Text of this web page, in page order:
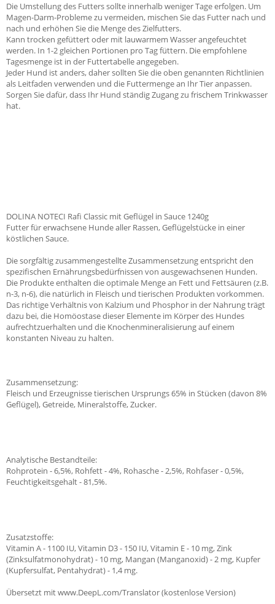
Die Umstellung des Futters sollte innerhalb weniger Tage erfolgen. Um
Magen-Darm-Probleme zu vermeiden, mischen Sie das Futter nach und
nach und erhöhen Sie die Menge des Zielfutters.
Kann trocken gefüttert oder mit lauwarmem Wasser angefeuchtet
werden. In 1-2 gleichen Portionen pro Tag füttern. Die empfohlene
Tagesmenge ist in der Futtertabelle angegeben.
Jeder Hund ist anders, daher sollten Sie die oben genannten Richtlinien
als Leitfaden verwenden und die Futtermenge an Ihr Tier anpassen.
Sorgen Sie dafür, dass Ihr Hund ständig Zugang zu frischem Trinkwasser
hat.
DOLINA NOTECI Rafi Classic mit Geflügel in Sauce 1240g
Futter für erwachsene Hunde aller Rassen, Geflügelstücke in einer
köstlichen Sauce.
Die sorgfältig zusammengestellte Zusammensetzung entspricht den
spezifischen Ernährungsbedürfnissen von ausgewachsenen Hunden.
Die Produkte enthalten die optimale Menge an Fett und Fettsäuren (z.B.
n-3, n-6), die natürlich in Fleisch und tierischen Produkten vorkommen.
Das richtige Verhältnis von Kalzium und Phosphor in der Nahrung trägt
dazu bei, die Homöostase dieser Elemente im Körper des Hundes
aufrechtzuerhalten und die Knochenmineralisierung auf einem
konstanten Niveau zu halten.
Zusammensetzung:
Fleisch und Erzeugnisse tierischen Ursprungs 65% in Stücken (davon 8%
Geflügel), Getreide, Mineralstoffe, Zucker.
Analytische Bestandteile:
Rohprotein - 6,5%, Rohfett - 4%, Rohasche - 2,5%, Rohfaser - 0,5%,
Feuchtigkeitsgehalt - 81,5%.
Zusatzstoffe:
Vitamin A - 1100 IU, Vitamin D3 - 150 IU, Vitamin E - 10 mg, Zink
(Zinksulfatmonohydrat) - 10 mg, Mangan (Manganoxid) - 2 mg, Kupfer
(Kupfersulfat, Pentahydrat) - 1,4 mg.
Übersetzt mit www.DeepL.com/Translator (kostenlose Version)